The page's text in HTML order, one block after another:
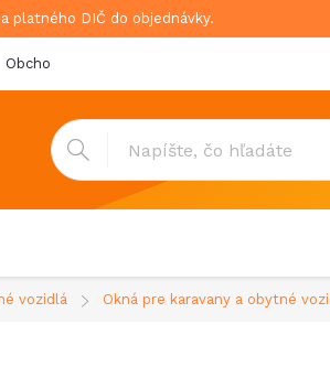
platného DIČ do objednávky.
Obchodné podmienky
vozidlá Okná pre karavany a obytné